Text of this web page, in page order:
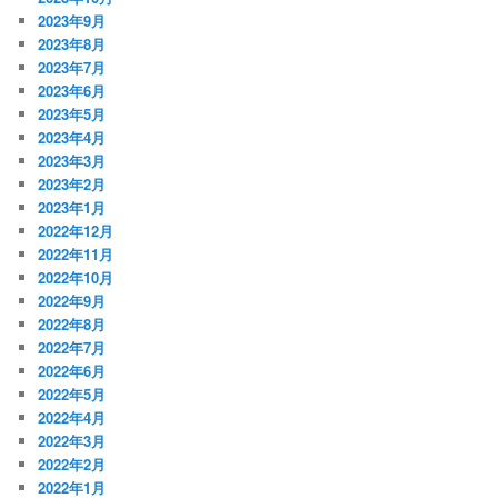
2023年9月
2023年8月
2023年7月
2023年6月
2023年5月
2023年4月
2023年3月
2023年2月
2023年1月
2022年12月
2022年11月
2022年10月
2022年9月
2022年8月
2022年7月
2022年6月
2022年5月
2022年4月
2022年3月
2022年2月
2022年1月